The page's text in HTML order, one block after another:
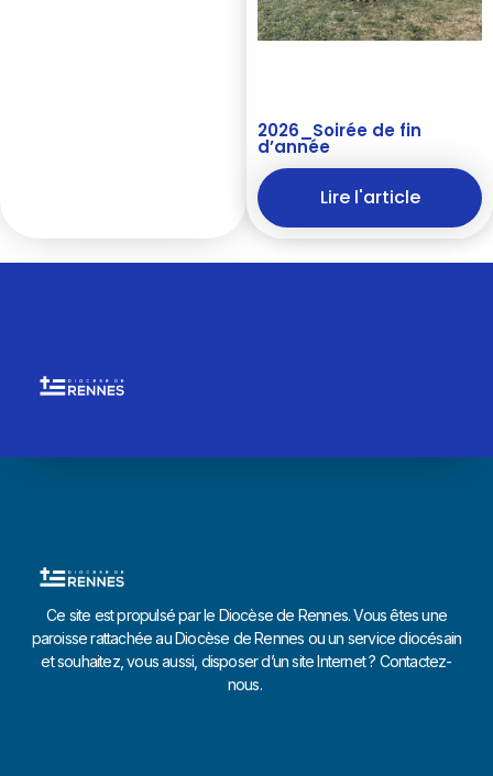
2026_Soirée de fin
d’année
Lire l'article
Ce site est propulsé par le Diocèse de Rennes. Vous êtes une
paroisse rattachée au Diocèse de Rennes ou un service diocésain
et souhaitez, vous aussi, disposer d’un site Internet ? Contactez-
nous.